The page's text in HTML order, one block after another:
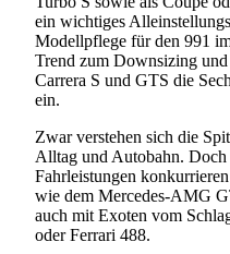
ein wichtiges
Modellpflege für den 991
Trend zum Downsizing
Carrera S und GTS die
ein.
Zwar verstehen sich die
Alltag und Autobahn.
Fahrleistungen
wie dem Mercedes-AMG
auch mit Exoten vom
oder Ferrari 488.